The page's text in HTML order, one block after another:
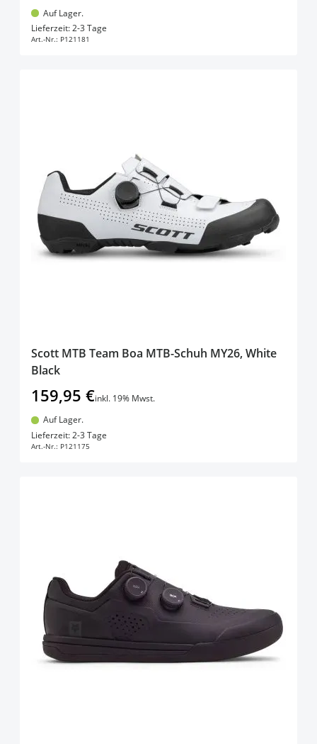
Auf Lager.
Lieferzeit: 2-3 Tage
Art.-Nr.: P121181
Scott MTB Team Boa MTB-Schuh MY26, White
Black
159,95 €inkl. 19% Mwst.
Auf Lager.
Lieferzeit: 2-3 Tage
Art.-Nr.: P121175